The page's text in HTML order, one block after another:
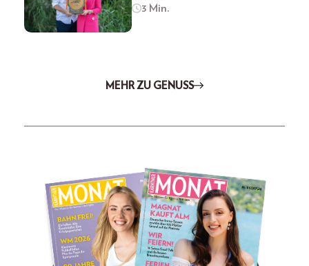
3 Min.
MEHR ZU GENUSS